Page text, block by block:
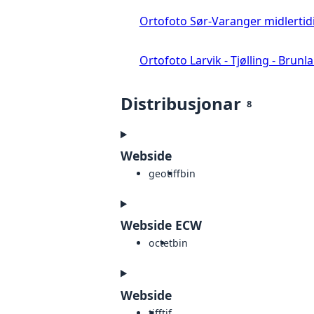
Ortofoto Sør-Varanger
Ortofoto Larvik - Tjølling -
Distribusjonar 8
Webside
geotiffbin
Webside ECW
octetbin
Webside